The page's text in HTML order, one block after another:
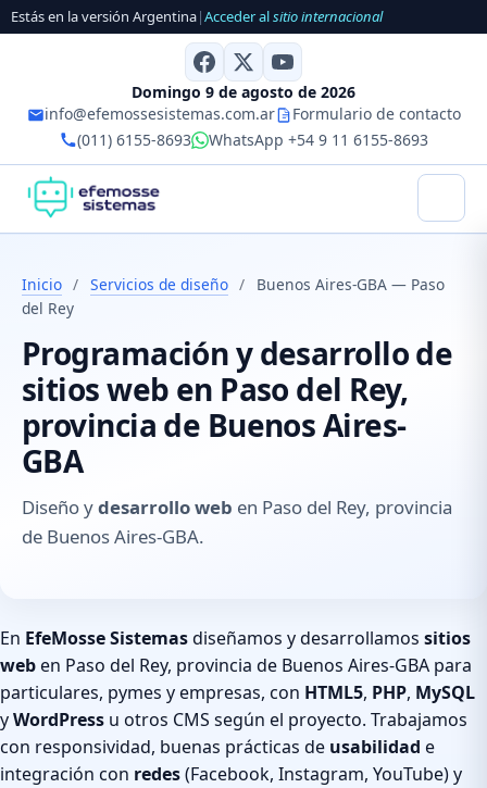
Estás en la versión Argentina|Acceder alsitio internacional
Domingo 9 de agosto de 2026
info@efemossesistemas.com.ar
Formulario de contacto
(011) 6155-8693
WhatsApp +54 9 11 6155-8693
Inicio / Servicios de diseño /
Buenos Aires-GBA — Paso
del Rey
Programación y desarrollo de
sitios web en Paso del Rey,
provincia de Buenos Aires-
GBA
Diseño ydesarrollo web en Paso del Rey, provincia
de Buenos Aires-GBA.
En EfeMosse Sistemasdiseñamos y desarrollamos sitios
weben Paso del Rey, provincia de Buenos Aires-GBA para
particulares, pymes y empresas, con HTML5, PHP, MySQL
yWordPress u otros CMS según el proyecto. Trabajamos
con responsividad, buenas prácticas de usabilidad e
integración con redes(Facebook, Instagram, YouTube) y